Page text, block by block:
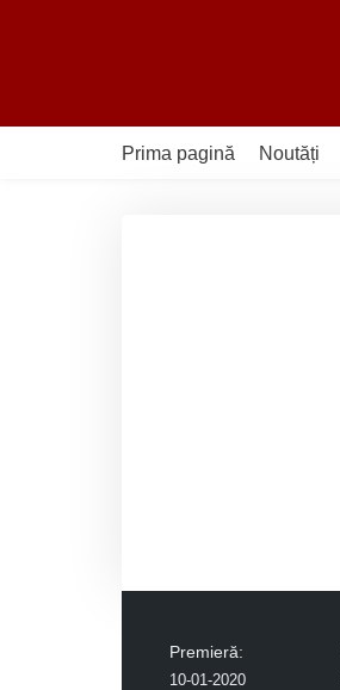
conținut
Prima pagină
Noutăți
Premieră:
10-01-2020